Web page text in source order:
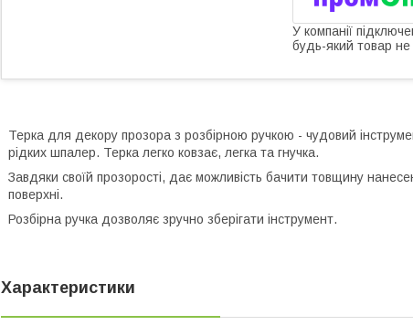
У компанії
будь-який товар
Терка для декору прозора з розбірною ручкою - чудовий
рідких шпалер. Терка легко ковзає, легка та гнучка.
Завдяки своїй прозорості, дає можливість бачити товщину
поверхні.
Розбірна ручка дозволяє зручно зберігати інструмент.
Характеристики